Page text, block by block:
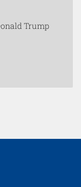
Trump